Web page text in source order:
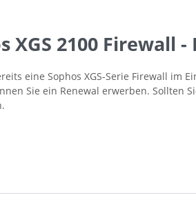
XGS 2100 Firewall
eine Sophos XGS-Serie Firewall im
Sie ein Renewal erwerben. Sollten